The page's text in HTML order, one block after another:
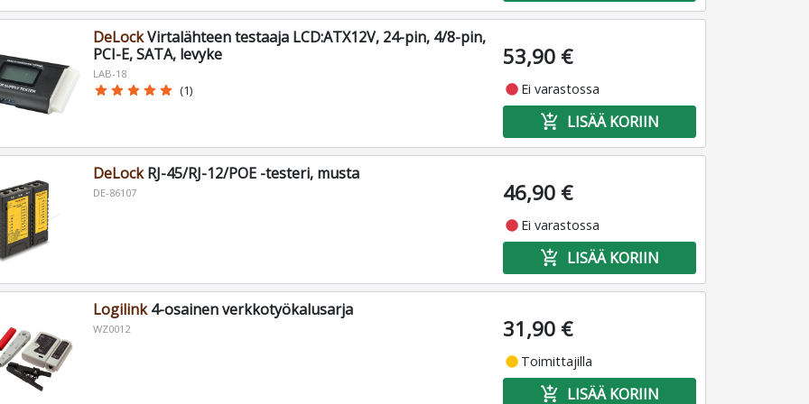
DeLockVirtalähteen testaaja LCD:ATX12V, 24-pin, 4/8-pin,
PCI-E, SATA, levyke
LAB-18
star star star star star (1)
53,90 €
fiber_manual_record Ei varastossa
add_shopping_cart LISÄÄ KORIIN
DeLockRJ-45/RJ-12/POE -testeri, musta
DE-86107 46,90 €
fiber_manual_record Ei varastossa
add_shopping_cart LISÄÄ KORIIN
Logilink4-osainen verkkotyökalusarja
WZ0012 31,90 €
fiber_manual_record Toimittajilla
add_shopping_cart LISÄÄ KORIIN